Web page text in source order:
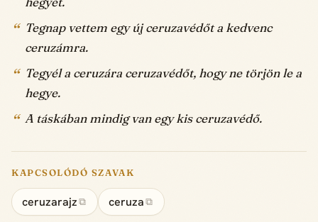
Tegnap vettem egy új ceruzavédőt a kedvenc
ceruzámra.
Tegyél a ceruzára ceruzavédőt, hogy ne törjön le a
hegye.
A táskában mindig van egy kis ceruzavédő.
KAPCSOLÓDÓ SZAVAK
ceruzarajz ⧉ ceruza ⧉